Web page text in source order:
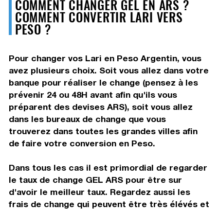
COMMENT CHANGER GEL EN ARS ?
COMMENT CONVERTIR LARI VERS
PESO ?
Pour changer vos Lari en Peso Argentin, vous
avez plusieurs choix. Soit vous allez dans votre
banque pour réaliser le change (pensez à les
prévenir 24 ou 48H avant afin qu'ils vous
préparent des devises ARS), soit vous allez
dans les bureaux de change que vous
trouverez dans toutes les grandes villes afin
de faire votre conversion en Peso.
Dans tous les cas il est primordial de regarder
le taux de change GEL ARS pour être sur
d'avoir le meilleur taux. Regardez aussi les
frais de change qui peuvent être très élévés et